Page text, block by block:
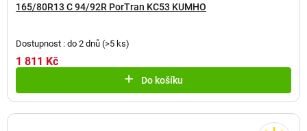
165/80R13 C 94/92R PorTran KC53 KUMHO
Dostupnost : do 2 dnů (>5 ks)
1 811 Kč
Do košíku